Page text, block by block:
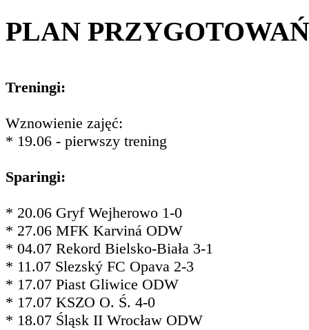
PLAN PRZYGOTOWAŃ
Treningi:
Wznowienie zajęć:
* 19.06 - pierwszy trening
Sparingi:
* 20.06 Gryf Wejherowo 1-0
* 27.06 MFK Karviná ODW
* 04.07 Rekord Bielsko-Biała 3-1
* 11.07 Slezský FC Opava 2-3
* 17.07 Piast Gliwice ODW
* 17.07 KSZO O. Ś. 4-0
* 18.07 Śląsk II Wrocław ODW